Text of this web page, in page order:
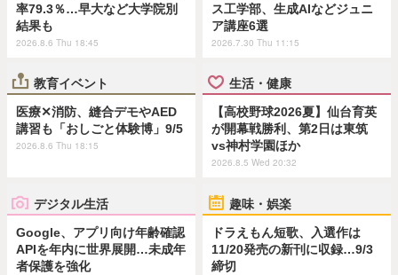
率79.3％…早大など大学院別
結果も
2026.8.6 Thu 18:45
ス工学部、生成AIなどジュニ
ア講座6選
2026.7.30 Thu 11:15
教育イベント
医療✕消防、縫合デモやAED
講習も「おしごと体験博」9/5
2026.8.6 Thu 18:15
生活・健康
【高校野球2026夏】仙台育英
が開幕戦勝利、第2日は東筑
vs神村学園ほか
2026.8.5 Wed 20:32
デジタル生活
Google、アプリ向け年齢確認
APIを年内に世界展開…未成年
者保護を強化
趣味・娯楽
ドラえもん短歌、入選作は
11/20発売の新刊に収録…9/3
締切